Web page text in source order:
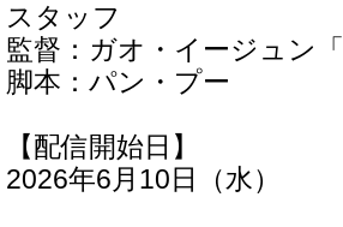
スタッフ
監督：ガオ・イージュン
脚本：パン・プー
【配信開始日】
2026年6月10日（水）